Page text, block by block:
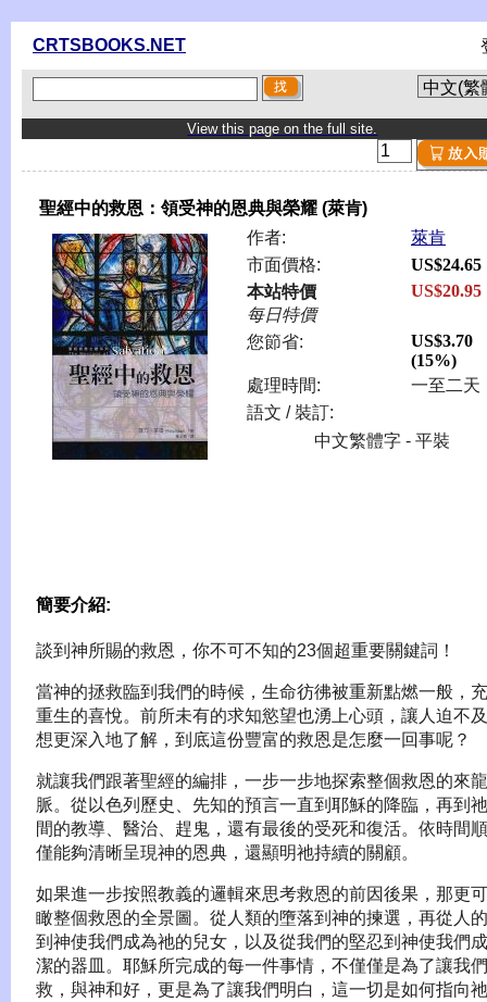
CRTSBOOKS.NET
View this page on the full site.
聖經中的救恩：領受神的恩典與榮耀 (萊肯)
作者:
萊肯
市面價格:
US$24.65
本站特價
每日特價
US$20.95
您節省:
US$3.70
(15%)
處理時間:
一至二天
語文 / 裝訂:
中文繁體字 - 平裝
簡要介紹:
談到神所賜的救恩，你不可不知的23個超重要關鍵詞！
當神的拯救臨到我們的時候，生命彷彿被重新點燃一般，
重生的喜悅。前所未有的求知慾望也湧上心頭，讓人迫不
想更深入地了解，到底這份豐富的救恩是怎麼一回事呢？
就讓我們跟著聖經的編排，一步一步地探索整個救恩的來
脈。從以色列歷史、先知的預言一直到耶穌的降臨，再到
間的教導、醫治、趕鬼，還有最後的受死和復活。依時間
僅能夠清晰呈現神的恩典，還顯明祂持續的關顧。
如果進一步按照教義的邏輯來思考救恩的前因後果，那更
瞰整個救恩的全景圖。從人類的墮落到神的揀選，再從人
到神使我們成為祂的兒女，以及從我們的堅忍到神使我們
潔的器皿。耶穌所完成的每一件事情，不僅僅是為了讓我
救，與神和好，更是為了讓我們明白，這一切是如何指向